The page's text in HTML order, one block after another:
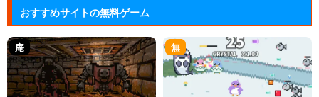
おすすめサイトの無料ゲーム
庵 無